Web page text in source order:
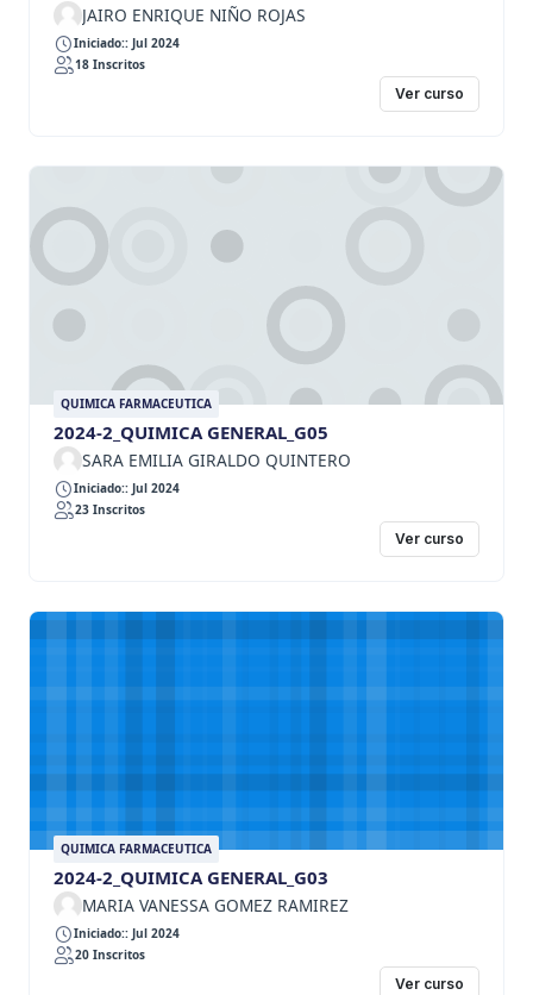
JAIRO ENRIQUE NIÑO ROJAS
Iniciado:: Jul 2024
18 Inscritos
Ver curso
QUIMICA FARMACEUTICA
2024-2_QUIMICA GENERAL_G05
SARA EMILIA GIRALDO QUINTERO
Iniciado:: Jul 2024
23 Inscritos
Ver curso
QUIMICA FARMACEUTICA
2024-2_QUIMICA GENERAL_G03
MARIA VANESSA GOMEZ RAMIREZ
Iniciado:: Jul 2024
20 Inscritos
Ver curso